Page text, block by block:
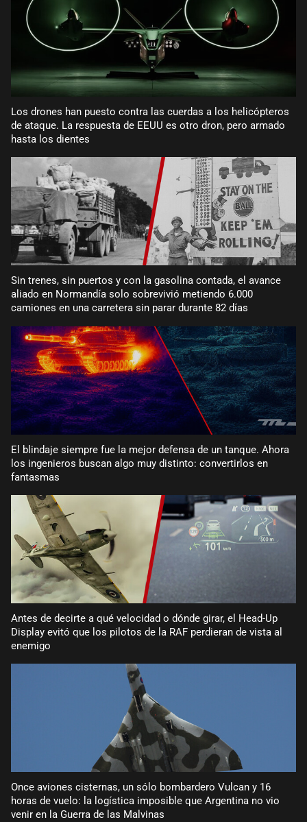
Los drones han puesto contra las cuerdas a los helicópteros
de ataque. La respuesta de EEUU es otro dron, pero armado
hasta los dientes
Sin trenes, sin puertos y con la gasolina contada, el avance
aliado en Normandía solo sobrevivió metiendo 6.000
camiones en una carretera sin parar durante 82 días
El blindaje siempre fue la mejor defensa de un tanque. Ahora
los ingenieros buscan algo muy distinto: convertirlos en
fantasmas
Antes de decirte a qué velocidad o dónde girar, el Head-Up
Display evitó que los pilotos de la RAF perdieran de vista al
enemigo
Once aviones cisternas, un sólo bombardero Vulcan y 16
horas de vuelo: la logística imposible que Argentina no vio
venir en la Guerra de las Malvinas